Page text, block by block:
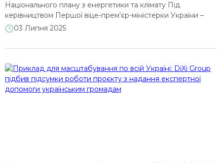
Прозорість та відкриті дані
Відновлення і сталий розвиток
Національного плану з енергетики та клімату Під
керівництвом Першої віце-прем’єр-міністерки України –
Міністерки економіки України Юлії Свириденко відбулося
виконання Національного плану з енергетики та клімату
впровадження кліматичних цілей України та координацію
дій усіх відповідальних установ. […]
03 Липня 2025